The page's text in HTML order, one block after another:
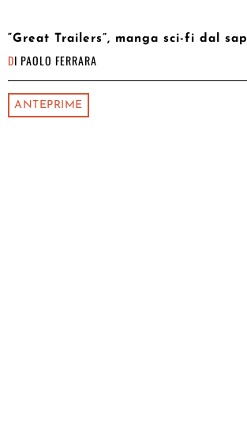
“Great Trailers”, manga sci-fi dal
DI PAOLO FERRARA
ANTEPRIME